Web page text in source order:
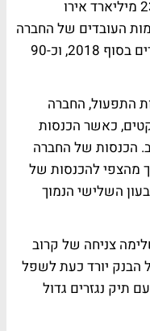
השנתי, מצפים בבנק לירידה של כ-23 מיליארד אירו
העובדים של החברה
צפויה לרדת לרמה של 93 אלף עובדים בסוף 2018, וכ-90
התפעול, החברה
כאשר הכנסות
הכנסות של החברה
נמוך מהצפי להכנסות של
השלישי הנמוך
מאבדת הערב 5% ומשלימה צניחה של קרוב
של הבנק יורד כעת לשפל
עם תיק נגזרים גדול